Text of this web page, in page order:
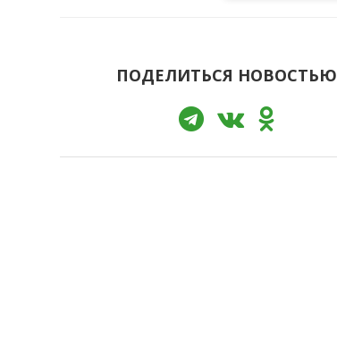
ПОДЕЛИТЬСЯ НОВОСТЬЮ